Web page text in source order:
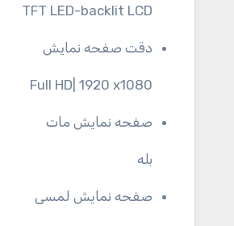
TFT LED-backlit LCD
دقت صفحه نمایش
Full HD| 1920 x1080
صفحه نمایش مات
بله
صفحه نمایش لمسی